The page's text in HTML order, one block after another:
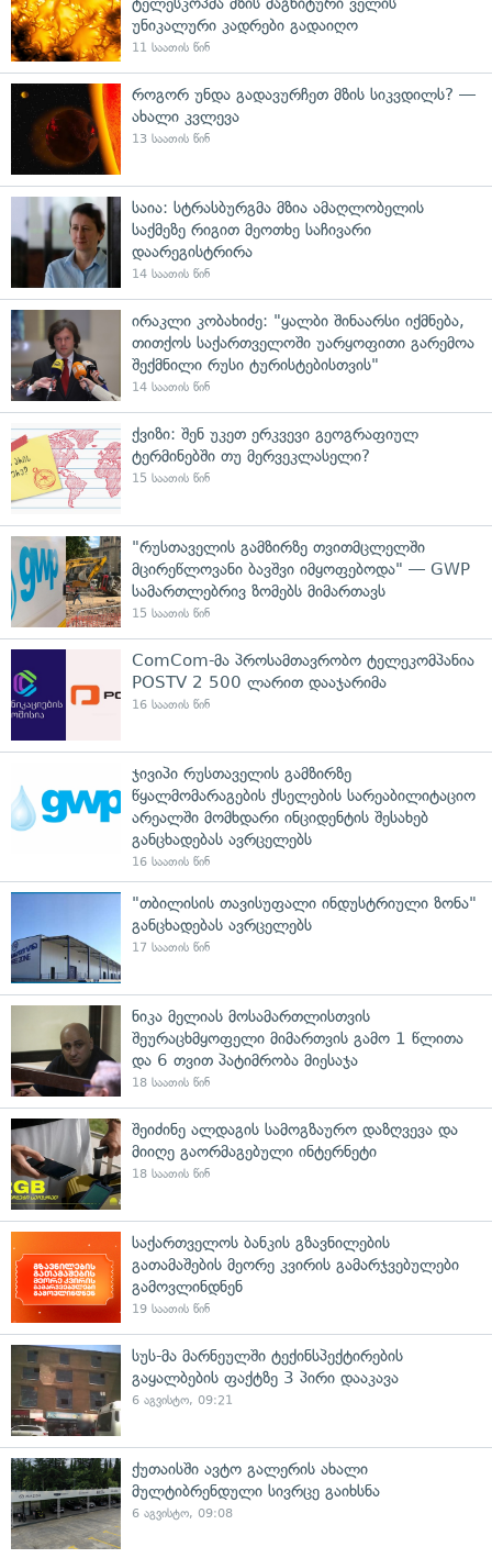
უნიკალური კადრები გადაიღო
11 საათის წინ
როგორ უნდა გადავურჩეთ მზის სიკვდილს? —
ახალი კვლევა
13 საათის წინ
საია: სტრასბურგმა მზია ამაღლობელის
საქმეზე რიგით მეოთხე საჩივარი
დაარეგისტრირა
14 საათის წინ
ირაკლი კობახიძე: "ყალბი შინაარსი იქმნება,
თითქოს საქართველოში უარყოფითი გარემოა
შექმნილი რუსი ტურისტებისთვის"
14 საათის წინ
ქვიზი: შენ უკეთ ერკვევი გეოგრაფიულ
ტერმინებში თუ მერვეკლასელი?
15 საათის წინ
"რუსთაველის გამზირზე თვითმცლელში
მცირეწლოვანი ბავშვი იმყოფებოდა" — GWP
სამართლებრივ ზომებს მიმართავს
15 საათის წინ
ComCom-მა პროსამთავრობო ტელეკომპანია
POSTV 2 500 ლარით დააჯარიმა
16 საათის წინ
ჯივიპი რუსთაველის გამზირზე
წყალმომარაგების ქსელების სარეაბილიტაციო
არეალში მომხდარი ინციდენტის შესახებ
განცხადებას ავრცელებს
16 საათის წინ
"თბილისის თავისუფალი ინდუსტრიული ზონა"
განცხადებას ავრცელებს
17 საათის წინ
ნიკა მელიას მოსამართლისთვის
შეურაცხმყოფელი მიმართვის გამო 1 წლითა
და 6 თვით პატიმრობა მიესაჯა
18 საათის წინ
შეიძინე ალდაგის სამოგზაურო დაზღვევა და
მიიღე გაორმაგებული ინტერნეტი
18 საათის წინ
საქართველოს ბანკის გზავნილების
გათამაშების მეორე კვირის გამარჯვებულები
გამოვლინდნენ
19 საათის წინ
სუს-მა მარნეულში ტექინსპექტირების
გაყალბების ფაქტზე 3 პირი დააკავა
6 აგვისტო, 09:21
ქუთაისში ავტო გალერის ახალი
მულტიბრენდული სივრცე გაიხსნა
6 აგვისტო, 09:08